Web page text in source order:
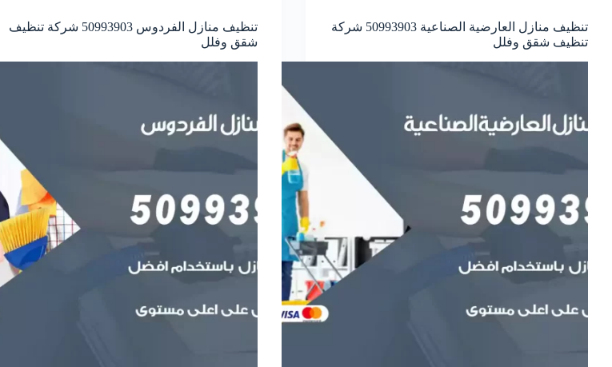
تنظيف منازل العارضية الصناعية 50993903‬ شركة
تنظيف شقق وفلل
تنظيف منازل الفردوس 50993903‬ شركة تنظيف
شقق وفلل